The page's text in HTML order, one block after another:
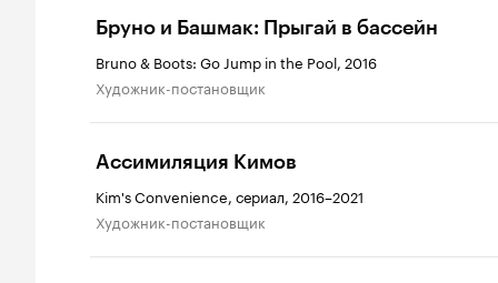
Бруно и Башмак: Прыгай в бассейн
Bruno & Boots: Go Jump in the Pool, 2016
Художник-постановщик
Ассимиляция Кимов
Kim's Convenience, сериал, 2016–2021
Художник-постановщик